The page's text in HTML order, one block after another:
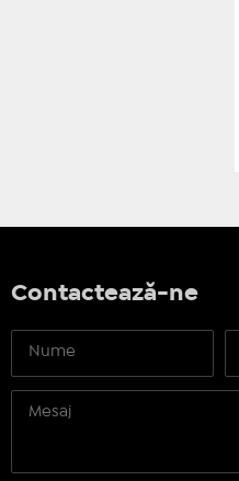
Contactează-ne